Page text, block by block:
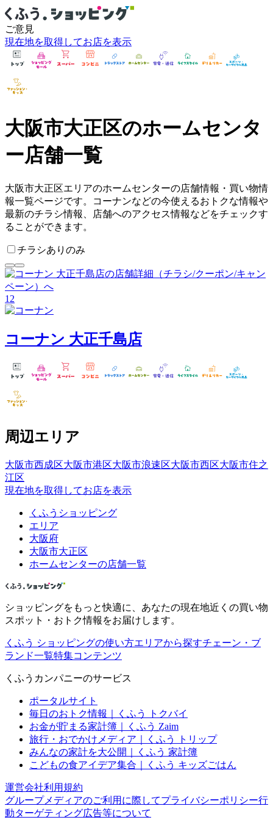
ご意見
現在地を取得してお店を表示
大阪市大正区のホームセンタ
ー店舗一覧
大阪市大正区エリアのホームセンターの店舗情報・買い物情
報一覧ページです。コーナンなどの今使えるおトクな情報や
最新のチラシ情報、店舗へのアクセス情報などをチェックす
ることができます。
チラシありのみ
12
コーナン 大正千島店
周辺エリア
大阪市西成区大阪市港区大阪市浪速区大阪市西区大阪市住之
江区
現在地を取得してお店を表示
くふうショッピング
エリア
大阪府
大阪市大正区
ホームセンターの店舗一覧
ショッピングをもっと快適に、あなたの現在地近くの買い物
スポット・おトク情報をお届けします。
くふう ショッピングの使い方エリアから探すチェーン・ブ
ランド一覧特集コンテンツ
くふうカンパニーのサービス
ポータルサイト
毎日のおトク情報｜くふう トクバイ
お金が貯まる家計簿｜くふう Zaim
旅行・おでかけメディア｜くふう トリップ
みんなの家計を大公開｜くふう 家計簿
こどもの食アイデア集合｜くふう キッズごはん
運営会社利用規約
グループメディアのご利用に際してプライバシーポリシー行
動ターゲティング広告等について